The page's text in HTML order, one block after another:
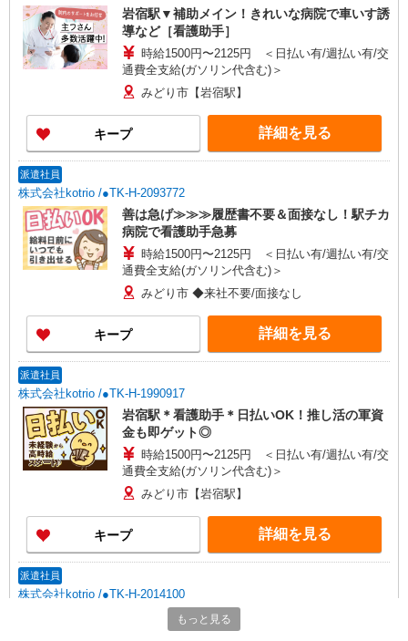
岩宿駅▼補助メイン！きれいな病院で車いす誘
導など［看護助手］
時給1500円〜2125円 ＜日払い有/週払い有/交
通費全支給(ガソリン代含む)＞
みどり市【岩宿駅】
キープ 詳細を見る
派遣社員
株式会社kotrio /●TK-H-2093772
善は急げ≫≫≫履歴書不要＆面接なし！駅チカ
病院で看護助手急募
時給1500円〜2125円 ＜日払い有/週払い有/交
通費全支給(ガソリン代含む)＞
みどり市 ◆来社不要/面接なし
キープ 詳細を見る
派遣社員
株式会社kotrio /●TK-H-1990917
岩宿駅＊看護助手＊日払いOK！推し活の軍資
金も即ゲット◎
時給1500円〜2125円 ＜日払い有/週払い有/交
通費全支給(ガソリン代含む)＞
みどり市【岩宿駅】
キープ 詳細を見る
派遣社員
株式会社kotrio /●TK-H-2014100
高収入を目指したい方必見！未経験でも日収
1.1万〜可！看護助手
もっと見る